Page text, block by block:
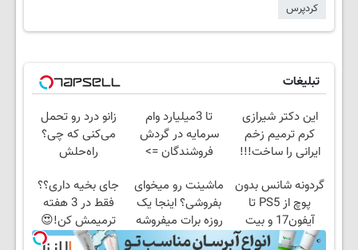
کردپرس
تبلیغات
این دکتر شیرازی
کرم ترمیم زخم
ایرانی را ساخت!!!
تا 3میلیارد وام
سرمایه در گردش
فروشندگان =>
کن
زانو درد رو تحمل
می‌کنی که چی؟
راه‌حلش
گردونه شانس بدون
پوچ از PS5 تا
آیفون17 و بیت
کوین 🔥
ماشینت رو میخوای
بفروشی؟ اینجا یک
روزه برات میفروشه
جای بخیه داری؟؟
فقط در 3 هفته
ترمیمش کن!😍